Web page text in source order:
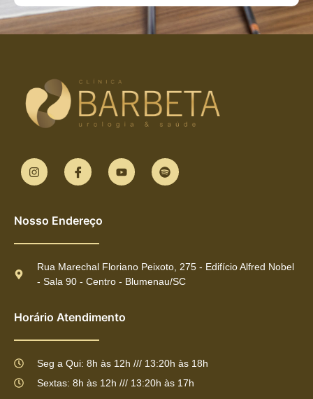
Nosso Endereço
Rua Marechal Floriano Peixoto, 275 - Edifício Alfred Nobel
- Sala 90 - Centro - Blumenau/SC
Horário Atendimento
Seg a Qui: 8h às 12h /// 13:20h às 18h
Sextas: 8h às 12h /// 13:20h às 17h